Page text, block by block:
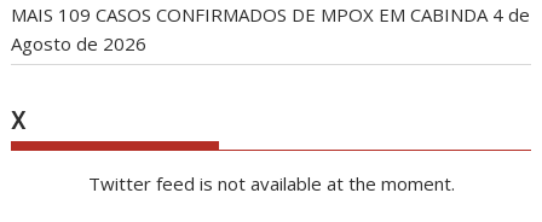
MAIS 109 CASOS CONFIRMADOS DE MPOX EM CABINDA 4 de
Agosto de 2026
X
Twitter feed is not available at the moment.